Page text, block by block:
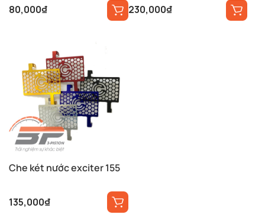
80,000₫ 230,000₫
Che két nước exciter 155
135,000₫